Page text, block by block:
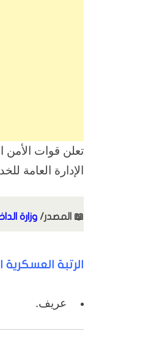
تعلن قوات
الإدارة العامة
📖 المصدر/ وزارة
الرتبة العسكرية
عريف.